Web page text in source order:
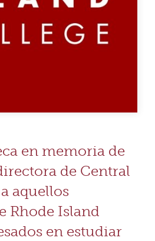
en memoria de
de Central
aquellos
Rhode Island
en estudiar